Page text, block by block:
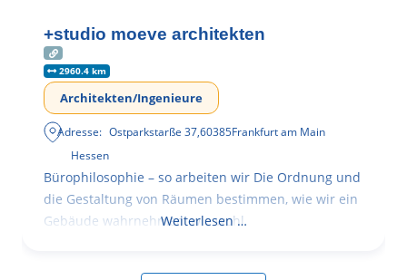
+studio moeve architekten
2960.4 km
Architekten/Ingenieure
Adresse: Ostparkstarße 37,60385Frankfurt am Main
Hessen
Bürophilosophie – so arbeiten wir Die Ordnung und
die Gestaltung von Räumen bestimmen, wie wir ein
Gebäude wahrnehmen, wie wohl
Weiterlesen …